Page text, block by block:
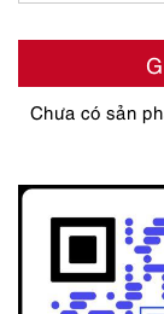
Chưa có sản